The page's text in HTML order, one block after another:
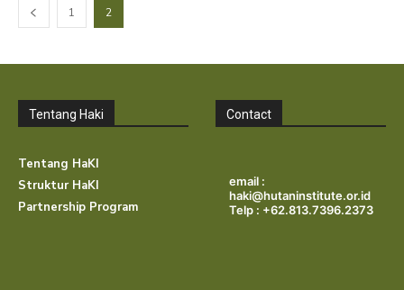
1 2
Tentang Haki
Tentang HaKI
Struktur HaKI
Partnership Program
Contact
email :
haki@hutaninstitute.or.id
Telp : +62.813.7396.2373